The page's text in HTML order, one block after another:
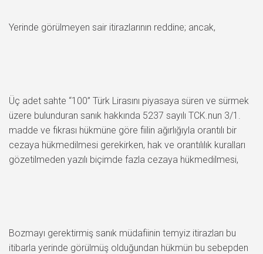
Yerinde görülmeyen sair itirazlarının reddine; ancak,
Üç adet sahte “100” Türk Lirasını piyasaya süren ve sürmek
üzere bulunduran sanık hakkında 5237 sayılı TCK.nun 3/1.
madde ve fıkrası hükmüne göre fiilin ağırlığıyla orantılı bir
cezaya hükmedilmesi gerekirken, hak ve orantılılık kuralları
gözetilmeden yazılı biçimde fazla cezaya hükmedilmesi,
Bozmayı gerektirmiş sanık müdafiinin temyiz itirazları bu
itibarla yerinde görülmüş olduğundan hükmün bu sebepden